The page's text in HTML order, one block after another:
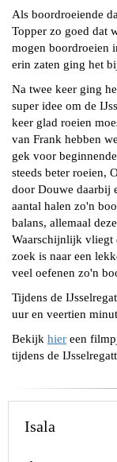
Als boordroeiende
Topper zo goed dat
mogen boordroeien
erin zaten ging het
Na twee keer ging
super idee om de
keer glad roeien
van Frank hebben
gek voor
steeds beter roeien,
door Douwe daarbij
aantal halen zo'n
balans, allemaal
Waarschijnlijk vliegt
zoek is naar een
veel oefenen zo'n
Tijdens de
uur en veertien
Bekijk hier een
tijdens de
Isala